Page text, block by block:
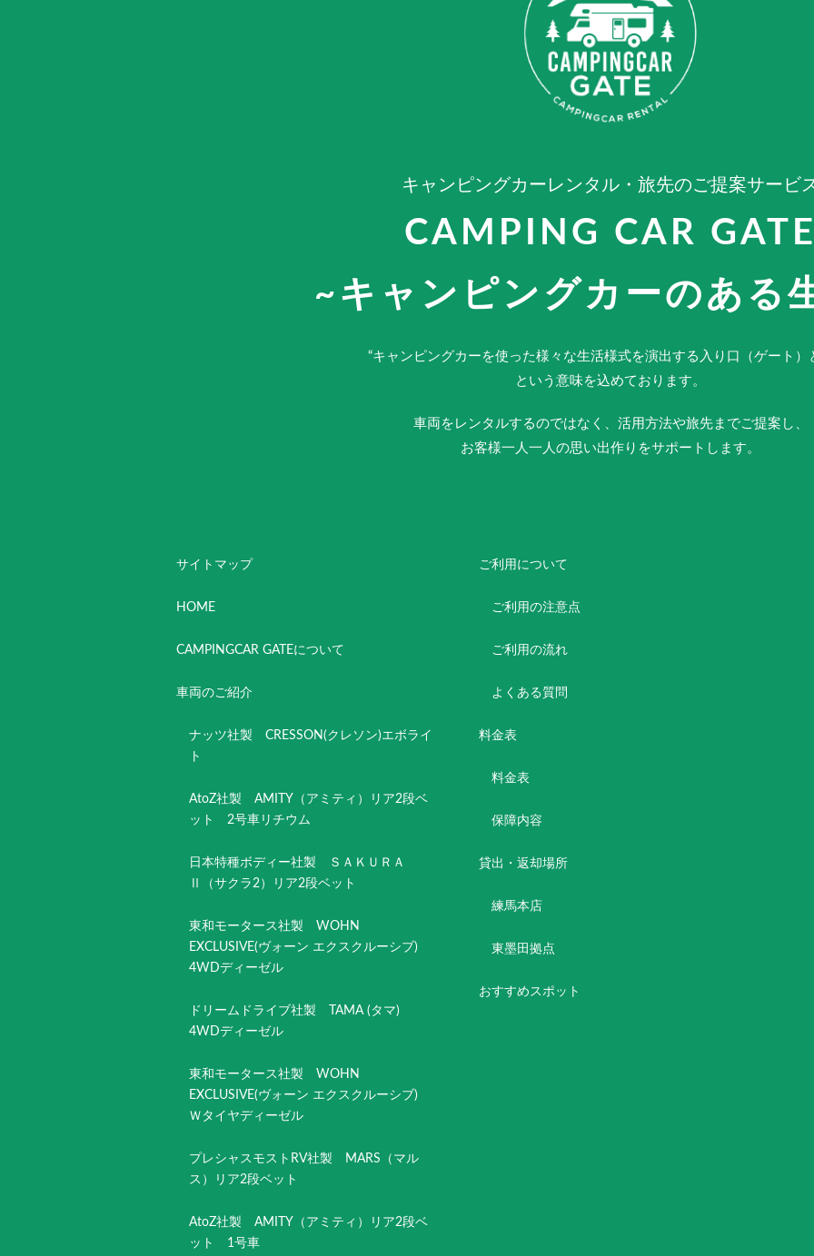
キャンピングカーレンタル・旅先のご提案サービ
CAMPING CAR
~キャンピングカーのある
“キャンピングカーを使った様々な生活様式を演出する入り口（ゲート）
という意味を込めております。
車両をレンタルするのではなく、活用方法や旅先までご提案し、
お客様一人一人の思い出作りをサポートします。
サイトマップ
HOME
CAMPINGCAR GATEについて
車両のご紹介
ナッツ社製 CRESSON(クレソン)エボライ
ト
AtoZ社製 AMITY（アミティ）リア2段ベ
ット 2号車リチウム
日本特種ボディー社製 ＳＡＫＵＲＡ
Ⅱ（サクラ2）リア2段ベット
東和モータース社製 WOHN
EXCLUSIVE(ヴォーン エクスクルーシブ)
4WDディーゼル
ドリームドライブ社製 TAMA (タマ)
4WDディーゼル
東和モータース社製 WOHN
EXCLUSIVE(ヴォーン エクスクルーシブ)
Ｗタイヤディーゼル
プレシャスモストRV社製 MARS（マル
ス）リア2段ベット
AtoZ社製 AMITY（アミティ）リア2段ベ
ット 1号車
ご利用について
ご利用の注意点
ご利用の流れ
よくある質問
料金表
料金表
保障内容
貸出・返却場所
練馬本店
東墨田拠点
おすすめスポット